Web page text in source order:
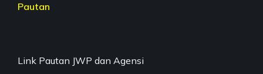
Pautan
Link Pautan JWP dan Agensi